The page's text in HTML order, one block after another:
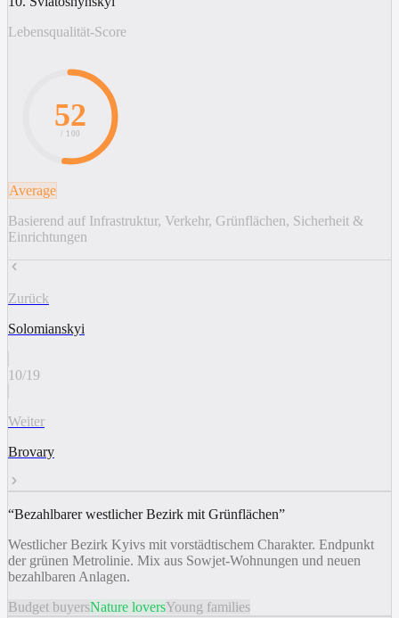
Lebensqualität-Score
52
/ 100
Average
Basierend auf Infrastruktur, Verkehr, Grünflächen, Sicherheit &
Einrichtungen
Zurück
Solomianskyi
10/19
Weiter
Brovary
“Bezahlbarer westlicher Bezirk mit Grünflächen”
Westlicher Bezirk Kyivs mit vorstädtischem Charakter. Endpunkt
der grünen Metrolinie. Mix aus Sowjet-Wohnungen und neuen
bezahlbaren Anlagen.
Budget buyersNature loversYoung families